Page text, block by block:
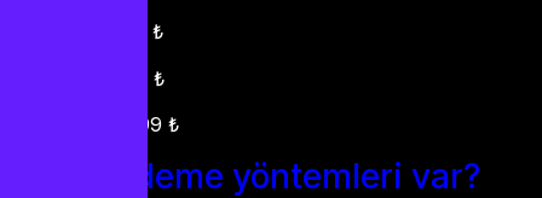
3 ay: 699 ₺
6 ay: 999 ₺
12 ay: 1599 ₺
Hangi ödeme yöntemleri var?